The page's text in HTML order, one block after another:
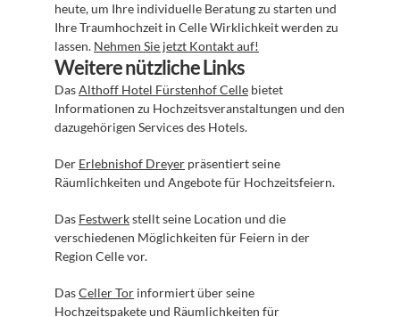
heute, um Ihre individuelle Beratung zu starten und
Ihre Traumhochzeit in Celle Wirklichkeit werden zu
lassen. Nehmen Sie jetzt Kontakt auf!
Weitere nützliche Links
Das Althoff Hotel Fürstenhof Celle bietet
Informationen zu Hochzeitsveranstaltungen und den
dazugehörigen Services des Hotels.
Der Erlebnishof Dreyer präsentiert seine
Räumlichkeiten und Angebote für Hochzeitsfeiern.
Das Festwerk stellt seine Location und die
verschiedenen Möglichkeiten für Feiern in der
Region Celle vor.
Das Celler Tor informiert über seine
Hochzeitspakete und Räumlichkeiten für